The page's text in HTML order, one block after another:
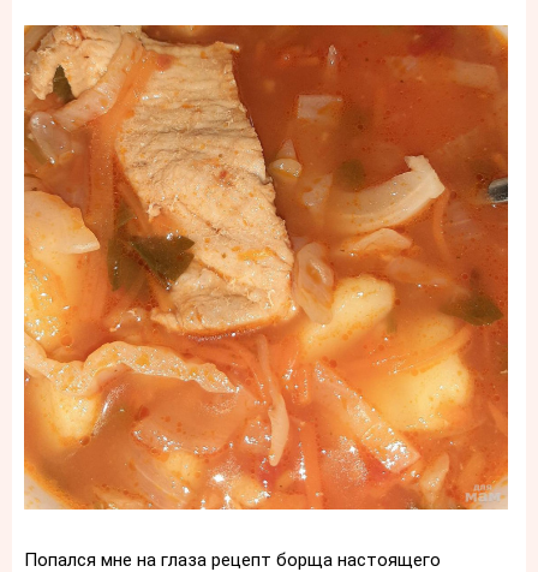
Попался мне на глаза рецепт борща настоящего